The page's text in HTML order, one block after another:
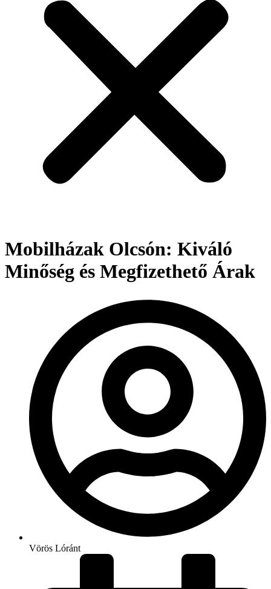
Mobilházak Olcsón: Kiváló
Minőség és Megfizethető Árak
Vörös Lóránt